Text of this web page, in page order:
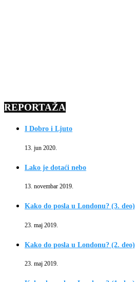
REPORTAŽA
I Dobro i Ljuto
13. jun 2020.
Lako je dotaći nebo
13. novembar 2019.
Kako do posla u Londonu? (3. deo)
23. maj 2019.
Kako do posla u Londonu? (2. deo)
23. maj 2019.